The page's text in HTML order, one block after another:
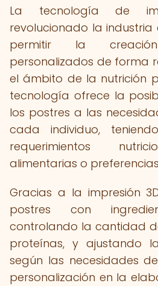
La tecnología de
revolucionado la
permitir la
personalizados de forma
el ámbito de la nutrición
tecnología ofrece la
los postres a las
cada individuo,
requerimientos
alimentarias o
Gracias a la impresión
postres con
controlando la cantidad
proteínas, y ajustando
según las necesidades
personalización en la